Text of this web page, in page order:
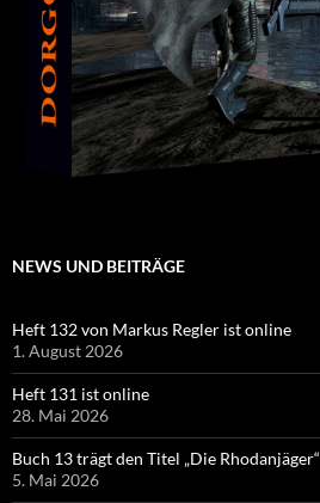
NEWS UND BEITRÄGE
Heft 132 von Markus Regler ist online
1. August 2026
Heft 131 ist online
28. Mai 2026
Buch 13 trägt den Titel „Die Rhodanjäger“
5. Mai 2026